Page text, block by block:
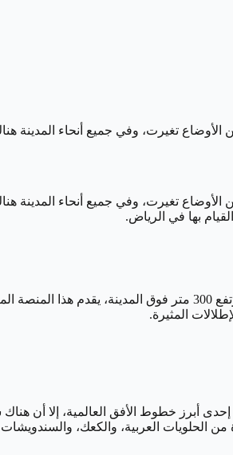
تغيرت، وفي جميع أنحاء المدينة
تغيرت، وفي جميع أنحاء المدينة
المثيرة.
لتناول الشاي الفاخر داخل كرة زجاجية على الطابق 31. بينما قد لا تكون للرياض إحدى أبرز خطوط الأفق
الحلويات العربية، والكعك،